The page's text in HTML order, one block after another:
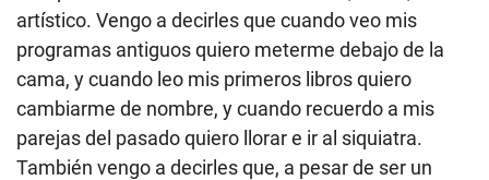
artístico. Vengo a decirles que cuando veo mis
programas antiguos quiero meterme debajo de la
cama, y cuando leo mis primeros libros quiero
cambiarme de nombre, y cuando recuerdo a mis
parejas del pasado quiero llorar e ir al siquiatra.
También vengo a decirles que, a pesar de ser un